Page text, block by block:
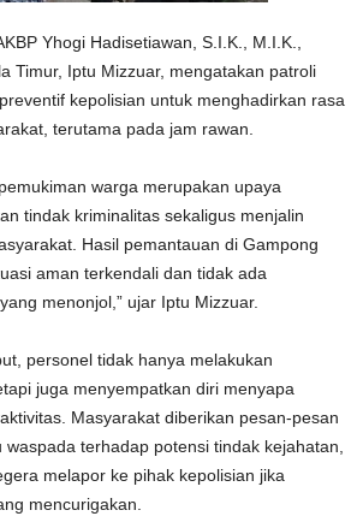
Yhogi Hadisetiawan, S.I.K., M.I.K.,
Timur, Iptu Mizzuar, mengatakan patroli
kepolisian untuk menghadirkan rasa
terutama pada jam rawan.
warga merupakan upaya
tindak kriminalitas sekaligus menjalin
Hasil pemantauan di Gampong
aman terkendali dan tidak ada
menonjol,” ujar Iptu Mizzuar.
personel tidak hanya melakukan
juga menyempatkan diri menyapa
Masyarakat diberikan pesan-pesan
terhadap potensi tindak kejahatan,
melapor ke pihak kepolisian jika
mencurigakan.